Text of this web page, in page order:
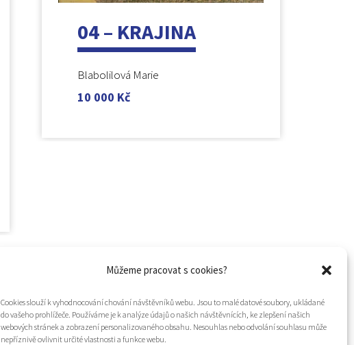
Můžeme pracovat s cookies?
Cookies slouží k vyhodnocování chování návštěvníků webu. Jsou to malé datové soubory, ukládané
do vašeho prohlížeče. Používáme je k analýze údajů o našich návštěvnících, ke zlepšení našich
webových stránek a zobrazení personalizovaného obsahu. Nesouhlas nebo odvolání souhlasu může
nepříznivě ovlivnit určité vlastnosti a funkce webu.
04 – KRAJINA
Blabolilová Marie
10 000 Kč